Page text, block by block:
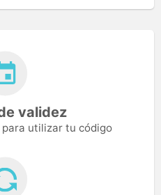
validez
utilizar tu código